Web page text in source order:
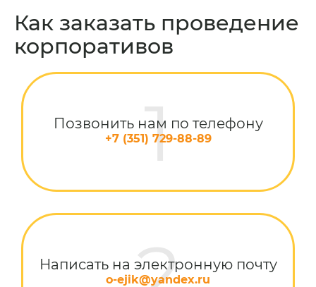
Как заказать проведение
корпоративов
Позвонить нам по телефону
+7 (351) 729-88-89
Написать на электронную почту
o-ejik@yandex.ru